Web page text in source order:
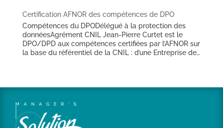
Certification AFNOR des compétences de DPO
Compétences du DPODélégué à la protection des
donnéesAgrément CNIL Jean-Pierre Curtet est le
DPO/DPD aux compétences certifiées par l’AFNOR sur
la base du référentiel de la CNIL : d’une Entreprise de
France de plus de 25 000 habitants (depuis juin
d’établissements sanitaires et médico-sociaux (depuis
juillet 2018),d’un groupe industriel d’envergure
internationale basé dans le Boulonnais (depuis juin